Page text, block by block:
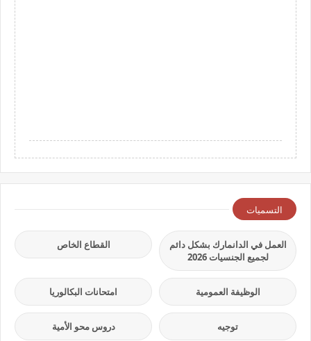
التسميات
العمل في الدانمارك بشكل دائم
لجميع الجنسيات 2026
القطاع الخاص
الوظيفة العمومية امتحانات البكالوريا
توجيه دروس محو الأمية